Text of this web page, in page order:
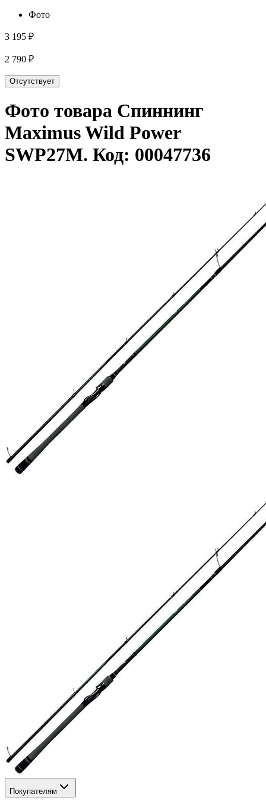
Фото
3 195 ₽
2 790 ₽
Отсутствует
Фото товара Спиннинг
Maximus Wild Power
SWP27M. Код: 00047736
Покупателям